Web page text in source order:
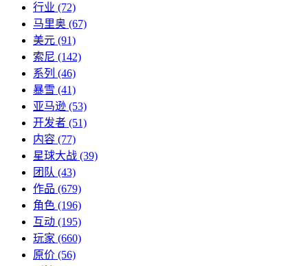
行业 (72)
马里奥 (67)
美元 (91)
索尼 (142)
系列 (46)
暴雪 (41)
亚马逊 (53)
开发者 (51)
内容 (77)
星球大战 (39)
团队 (43)
作品 (679)
角色 (196)
互动 (195)
玩家 (660)
原价 (56)